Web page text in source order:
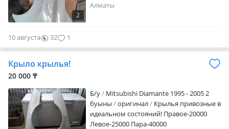
2
Алматы
10 августа 32 1
Крыло крылья!
20 000 ₸
Б/y
Mitsubishi Diamante 1995 - 2005 2
буыны
оригинал
Крылья привозные в
идеальном состояний! Правое-20000
Левое-25000 Пара-40000